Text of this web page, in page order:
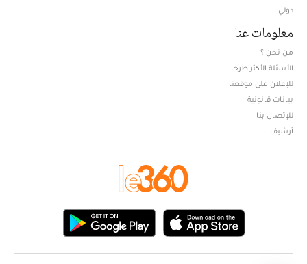
دولي
معلومات عنا
من نحن ؟
الأسئلة الأكثر طرحا
للإعلان على موقعنا
بيانات قانونية
للإتصال بنا
أرشيف